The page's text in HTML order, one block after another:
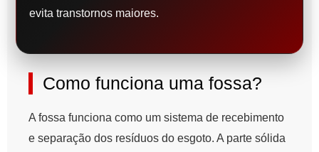
evita transtornos maiores.
Como funciona uma fossa?
A fossa funciona como um sistema de recebimento
e separação dos resíduos do esgoto. A parte sólida